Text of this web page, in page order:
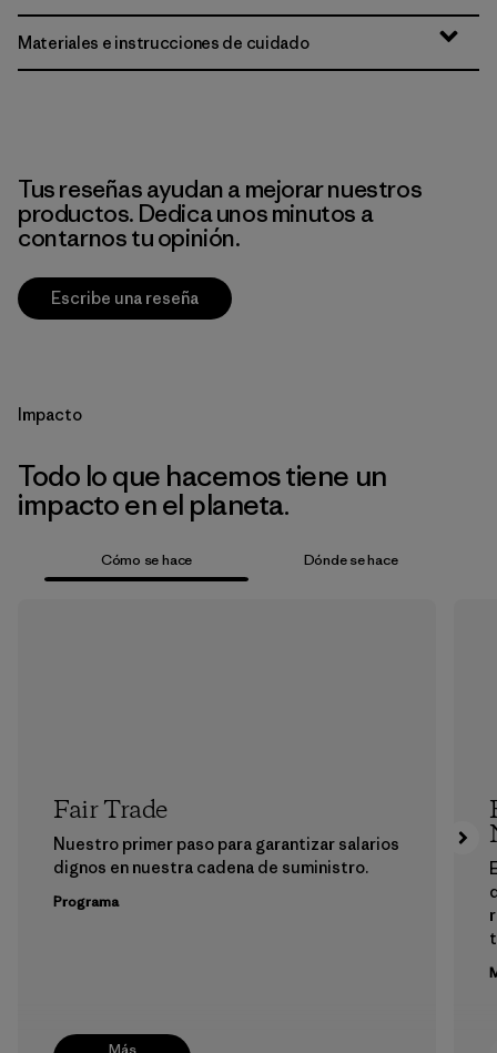
Materiales e instrucciones de cuidado
Tus reseñas ayudan a mejorar nuestros
productos. Dedica unos minutos a
contarnos tu opinión.
Escribe una reseña
Impacto
Todo lo que hacemos tiene un
impacto en el planeta.
Cómo se hace Dónde se hace
Más
Fair Trade
Nuestro primer paso para garantizar salarios
dignos en nuestra cadena de suministro.
Programa